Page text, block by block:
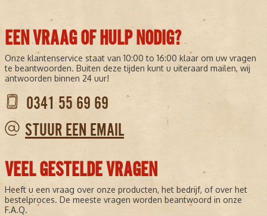
EEN VRAAG OF HULP NODIG?
Onze klantenservice staat van 10:00 to 16:00 klaar om uw vragen
te beantwoorden. Buiten deze tijden kunt u uiteraard mailen, wij
antwoorden binnen 24 uur!
0341 55 69 69
STUUR EEN EMAIL
VEEL GESTELDE VRAGEN
Heeft u een vraag over onze producten, het bedrijf, of over het
bestelproces. De meeste vragen worden beantwoord in onze
F.A.Q.